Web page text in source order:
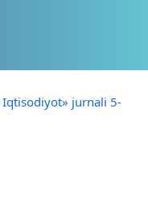
jurnali 5-